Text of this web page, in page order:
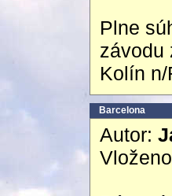
Plne
závodu
Kolín
Barcelona
Autor: